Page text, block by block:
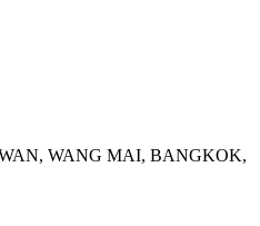
WAN, WANG MAI, BANGKOK,